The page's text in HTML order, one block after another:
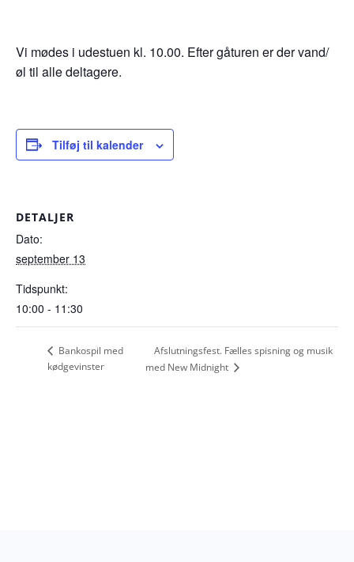
Vi mødes i udestuen kl. 10.00. Efter gåturen er der vand/
øl til alle deltagere.
Tilføj til kalender
DETALJER
Dato:
september 13
Tidspunkt:
10:00 - 11:30
Bankospil med
kødgevinster
Afslutningsfest. Fælles spisning og musik
med New Midnight